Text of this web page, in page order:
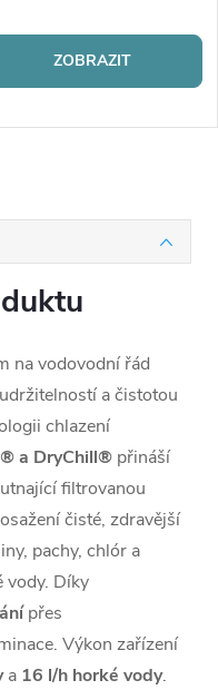
na vodovodní řád
a čistotou
chlazení
a DryChill® přináší
filtrovanou
čisté, zdravější
pachy, chlór a
vody. Díky
přes
Výkon zařízení
a 16 l/h horké vody.
ZOBRAZIT